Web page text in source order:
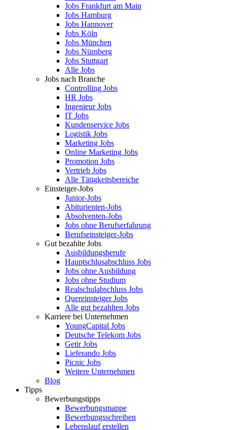
Jobs Frankfurt am Main
Jobs Hamburg
Jobs Hannover
Jobs Köln
Jobs München
Jobs Nürnberg
Jobs Stuttgart
Alle Jobs
Jobs nach Branche
Controlling Jobs
HR Jobs
Ingenieur Jobs
IT Jobs
Kundenservice Jobs
Logistik Jobs
Marketing Jobs
Online Marketing Jobs
Promotion Jobs
Vertrieb Jobs
Alle Tätigkeitsbereiche
Einsteiger-Jobs
Junior-Jobs
Abiturienten-Jobs
Absolventen-Jobs
Jobs ohne Berufserfahrung
Berufseinsteiger-Jobs
Gut bezahlte Jobs
Ausbildungsberufe
Hauptschlusabschluss Jobs
Jobs ohne Ausbildung
Jobs ohne Studium
Realschulabschluss Jobs
Quereinsteiger Jobs
Alle gut bezahlten Jobs
Karriere bei Unternehmen
YoungCapital Jobs
Deutsche Telekom Jobs
Getir Jobs
Lieferando Jobs
Picnic Jobs
Weitere Unternehmen
Blog
Tipps
Bewerbungstipps
Bewerbungsmappe
Bewerbungsschreiben
Lebenslauf erstellen